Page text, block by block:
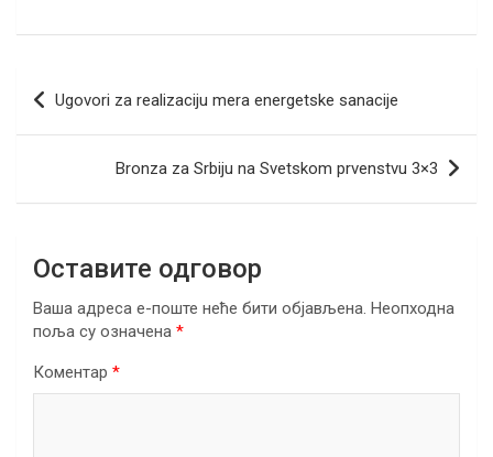
ce
o
tt ail er ke
n
at
A
p
p
e
a
ar
e
Кретање
чланка
Ugovori za realizaciju mera energetske sanacije
Bronza za Srbiju na Svetskom prvenstvu 3×3
Оставите одговор
Ваша адреса е-поште неће бити објављена. Неопходна
поља су означена *
Коментар *